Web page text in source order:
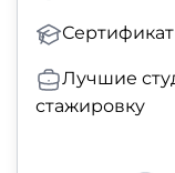
Сертификат
Лучшие
стажировку